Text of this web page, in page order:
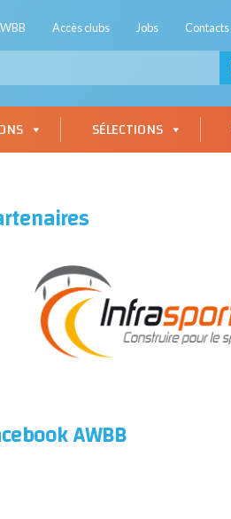
Accès clubs Jobs Contacts
SÉLECTIONS
AWBB